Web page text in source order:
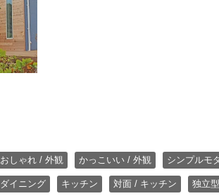
おしゃれ / 外観 かっこいい / 外観 シンプルモ
ダイニング キッチン 対面 / キッチン 独立